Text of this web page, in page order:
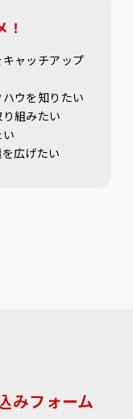
！
キャッチアップ
ウを知りたい
組みたい
い
広げたい
みフォーム